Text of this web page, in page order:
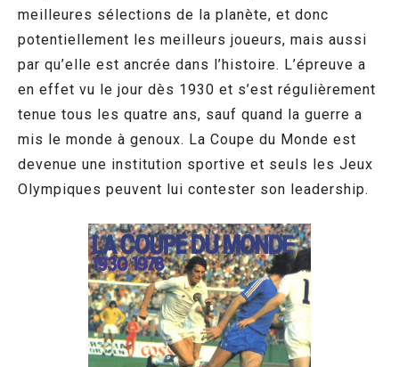
meilleures sélections de la planète, et donc
potentiellement les meilleurs joueurs, mais aussi
par qu’elle est ancrée dans l’histoire. L’épreuve a
en effet vu le jour dès 1930 et s’est régulièrement
tenue tous les quatre ans, sauf quand la guerre a
mis le monde à genoux. La Coupe du Monde est
devenue une institution sportive et seuls les Jeux
Olympiques peuvent lui contester son leadership.